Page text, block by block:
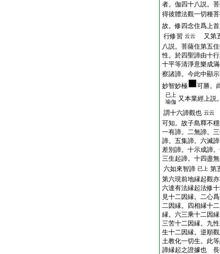
者。伽四十八説。
得彼體法觀一切種
故。修四念住爲上
行修習 云云
又第
八説。菩薩住第五
性。於四聖諦由十
十平等清淨意樂成
察諸諦。今此中顯
妙智妙極
可勝。
已上
瑜伽 又本業經上説
謂十六諦觀也 云云
可知。故子島釋不
一有諦。二無諦。
諦。五集諦。六滅
差別諦。十示成諦
三生起諦。十四盡
六如來智諦 已上 第
第六現前地縁起觀
六達有法縁起法修
見十二因縁。二心
二因縁。四相縁十
縁。六三乘十二因
三苦十二因縁。九
生十二因縁。逆順
土教化一切生。此
諦縁起之證據也 長